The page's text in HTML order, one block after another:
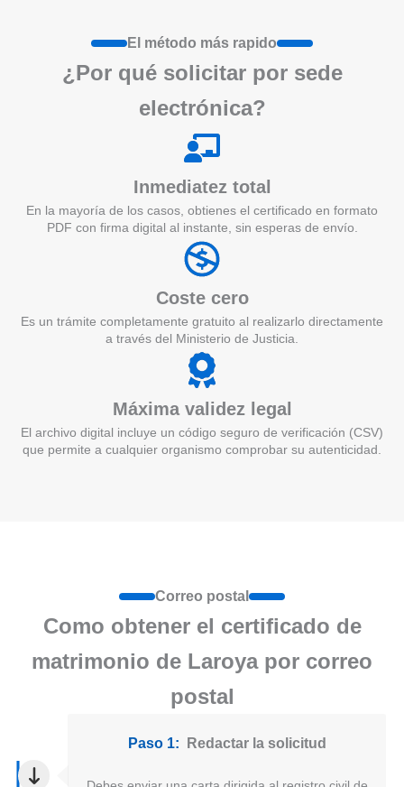
El método más rapido
¿Por qué solicitar por sede
electrónica?
Inmediatez total
En la mayoría de los casos, obtienes el certificado en formato
PDF con firma digital al instante, sin esperas de envío.
Coste cero
Es un trámite completamente gratuito al realizarlo directamente
a través del Ministerio de Justicia.
Máxima validez legal
El archivo digital incluye un código seguro de verificación (CSV)
que permite a cualquier organismo comprobar su autenticidad.
Correo postal
Como obtener el certificado de
matrimonio de Laroya por correo
postal
Paso 1: Redactar la solicitud